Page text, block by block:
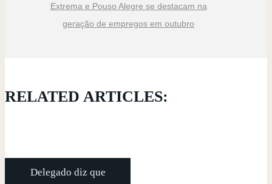
Extrema e Pouso Alegre se destacam na
geração de empregos em outubro
RELATED ARTICLES:
Delegado diz que